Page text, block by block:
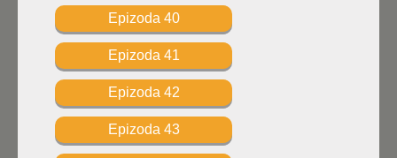
Epizoda 40
Epizoda 41
Epizoda 42
Epizoda 43